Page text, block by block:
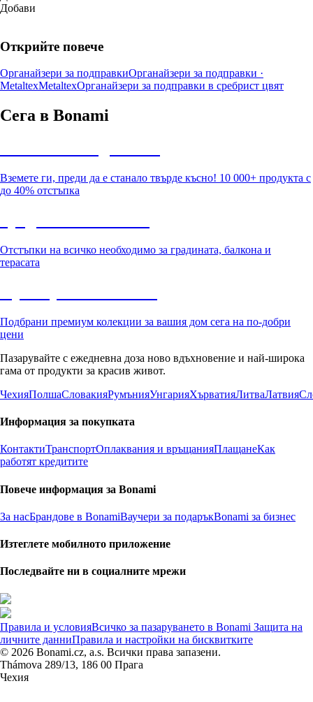
Добави
Открийте повече
Органайзери за подправкиОрганайзери за подправки ·
MetaltexMetaltexОрганайзери за подправки в сребрист цвят
Сега в Bonami
Вземете ги, преди да е станало твърде късно! 10 000+ продукта с
до 40% отстъпка
Отстъпки на всичко необходимо за градината, балкона и
терасата
Подбрани премиум колекции за вашия дом сега на по-добри
цени
Пазарувайте с ежедневна доза ново вдъхновение и най-широка
гама от продукти за красив живот.
ЧехияПолшаСловакияРумънияУнгарияХърватияЛитваЛатвия
Информация за покупката
КонтактиТранспортОплаквания и връщанияПлащанеКак
работят кредитите
Повече информация за Bonami
За насБрандове в BonamiВаучери за подаръкBonami за бизнес
Изтеглете мобилното приложение
Последвайте ни в социалните мрежи
Правила и условияВсичко за пазаруването в Bonami Защита на
личните данниПравила и настройки на бисквитките
© 2026 Bonami.cz, a.s. Всички права запазени.
Thámova 289/13, 186 00 Прага
Чехия